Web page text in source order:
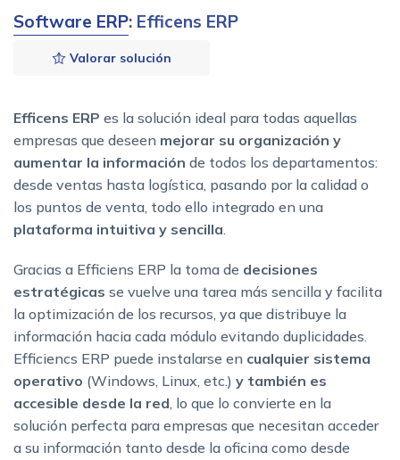
Software ERP: Efficens ERP
Valorar solución
Efficens ERP es la solución ideal para todas aquellas
empresas que deseen mejorar su organización y
aumentar la información de todos los departamentos:
desde ventas hasta logística, pasando por la calidad o
los puntos de venta, todo ello integrado en una
plataforma intuitiva y sencilla.
Gracias a Efficiens ERP la toma de decisiones
estratégicas se vuelve una tarea más sencilla y facilita
la optimización de los recursos, ya que distribuye la
información hacia cada módulo evitando duplicidades.
Efficiencs ERP puede instalarse en cualquier sistema
operativo (Windows, Linux, etc.) y también es
accesible desde la red, lo que lo convierte en la
solución perfecta para empresas que necesitan acceder
a su información tanto desde la oficina como desde